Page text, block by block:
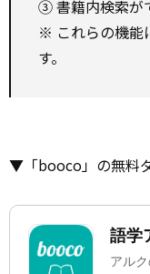
③ 書籍内検索が
※ これらの機能
す。
▼「booco」の無料